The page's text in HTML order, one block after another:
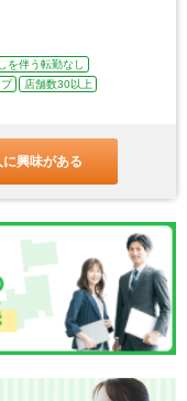
を伴う転勤なし
店舗数30以上
に興味がある